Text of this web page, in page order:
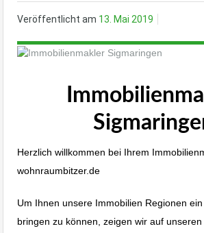
Veröffentlicht am 13. Mai 2019
Herzlich willkommen bei Ihrem
wohnraumbitzer.de
Um Ihnen unsere Immobilien Regionen
bringen zu können, zeigen wir auf